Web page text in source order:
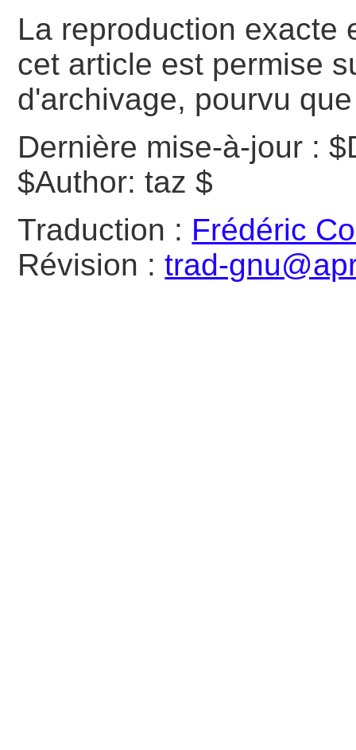
La reproduction exacte
cet article est permise
d'archivage, pourvu
Dernière mise-à-jour :
$Author: taz $
Traduction : Frédéric
Révision :trad-